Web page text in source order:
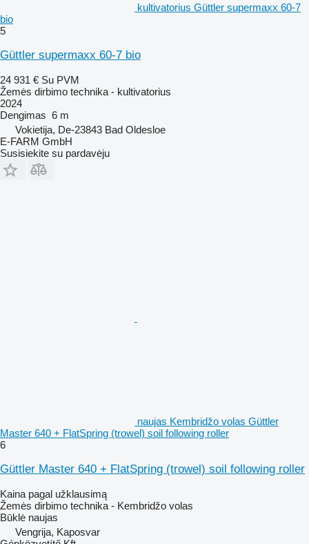
kultivatorius Güttler supermaxx 60-7
bio
5
Güttler supermaxx 60-7 bio
24 931 € Su PVM
Žemės dirbimo technika - kultivatorius
2024
Dengimas 6 m
Vokietija, De-23843 Bad Oldesloe
E-FARM GmbH
Susisiekite su pardavėju
naujas Kembridžo volas Güttler
Master 640 + FlatSpring (trowel) soil following roller
6
Güttler Master 640 + FlatSpring (trowel) soil following roller
Kaina pagal užklausimą
Žemės dirbimo technika - Kembridžo volas
Būklė naujas
Vengrija, Kaposvar